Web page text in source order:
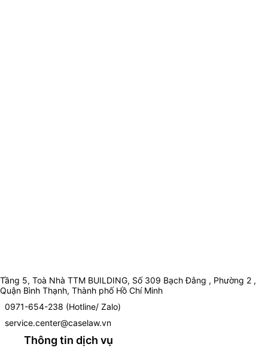
Tầng 5, Toà Nhà TTM BUILDING, Số 309 Bạch Đằng , Phường 2 ,
Quận Bình Thạnh, Thành phố Hồ Chí Minh
0971-654-238 (Hotline/ Zalo)
service.center@caselaw.vn
Thông tin dịch vụ